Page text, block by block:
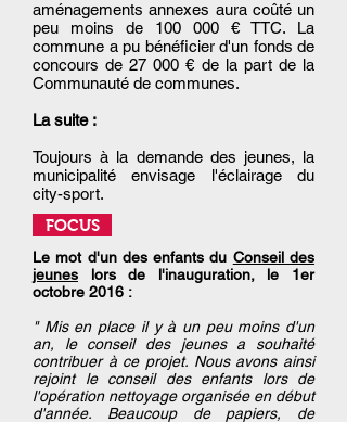
aménagements annexes aura coûté un
peu moins de 100 000 € TTC. La
commune a pu bénéficier d'un fonds de
concours de 27 000 € de la part de la
Communauté de communes.
La suite :
Toujours à la demande des jeunes, la
municipalité envisage l'éclairage du
city-sport.
Le mot d'un des enfants du Conseil des
jeunes lors de l'inauguration, le 1er
octobre 2016 :
" Mis en place il y à un peu moins d'un
an, le conseil des jeunes a souhaité
contribuer à ce projet. Nous avons ainsi
rejoint le conseil des enfants lors de
l'opération nettoyage organisée en début
d'année. Beaucoup de papiers, de
FOCUS